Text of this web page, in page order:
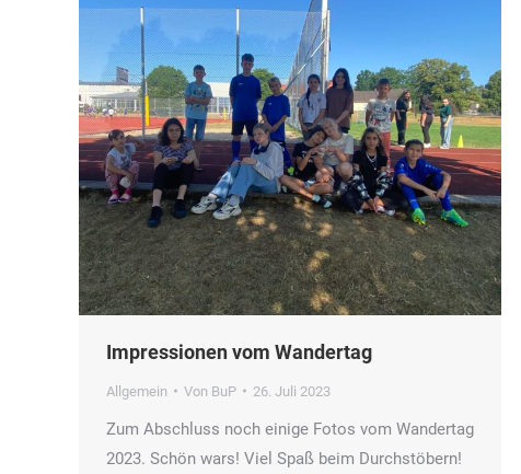
Impressionen vom Wandertag
Allgemein Von BuP 26. Juli 2023
Zum Abschluss noch einige Fotos vom Wandertag
2023. Schön wars! Viel Spaß beim Durchstöbern!